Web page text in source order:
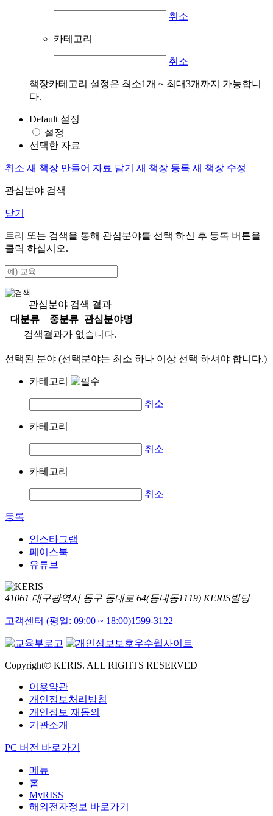
취소
카테고리
취소
책장카테고리 설정은 최소1개 ~ 최대3개까지 가능합니
다.
Default 설정
설정
선택한 자료
취소 새 책장 만들어 자료 담기 새 책장 등록 새 책장 수정
관심분야 검색
닫기
트리 또는 검색을 통해 관심분야를 선택 하신 후 등록 버튼을
클릭 하십시오.
관심분야 검색 결과
대분류
중분류
관심분야명
검색결과가 없습니다.
선택된 분야 (선택분야는 최소 하나 이상 선택 하셔야 합니다.)
카테고리
취소
카테고리
취소
카테고리
취소
등록
인스타그램
페이스북
유튜브
41061 대구광역시 동구 동내로 64(동내동1119) KERIS빌딩
고객센터 (평일: 09:00 ~ 18:00)1599-3122
Copyright© KERIS. ALL RIGHTS RESERVED
이용약관
개인정보처리방침
개인정보 재동의
기관소개
PC 버전 바로가기
메뉴
홈
MyRISS
해외전자정보 바로가기